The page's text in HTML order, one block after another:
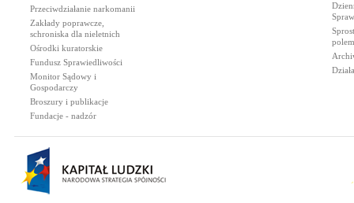
Przeciwdziałanie narkomanii
Zakłady poprawcze,
schroniska dla nieletnich
Ośrodki kuratorskie
Fundusz Sprawiedliwości
Monitor Sądowy i
Gospodarczy
Broszury i publikacje
Fundacje - nadzór